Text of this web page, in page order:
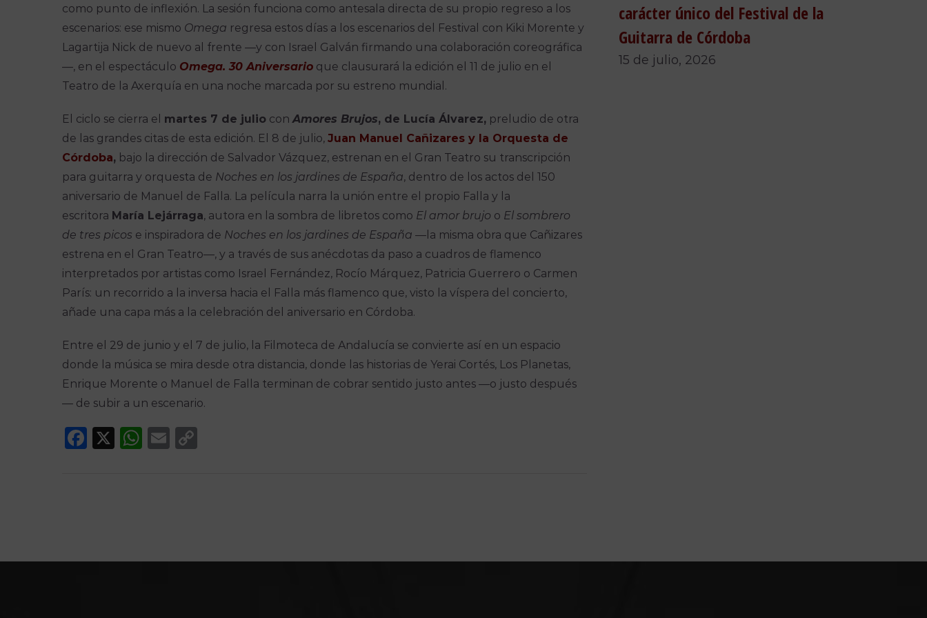
como punto de inflexión. La sesión funciona como antesala directa de su propio regreso a los
escenarios: ese mismo Omega regresa estos días a los escenarios del Festival con Kiki Morente y
Lagartija Nick de nuevo al frente —y con Israel Galván firmando una colaboración coreográfica
—, en el espectáculo Omega. 30 Aniversarioque clausurará la edición el 11 de julio en el
Teatro de la Axerquía en una noche marcada por su estreno mundial.
El ciclo se cierra el martes 7 de juliocon Amores Brujos, de Lucía Álvarez,preludio de otra
de las grandes citas de esta edición. El 8 de julio, Juan Manuel Cañizares y la Orquesta de
Córdoba,bajo la dirección de Salvador Vázquez, estrenan en el Gran Teatro su transcripción
para guitarra y orquesta de Noches en los jardines de España, dentro de los actos del 150
aniversario de Manuel de Falla. La película narra la unión entre el propio Falla y la
escritora María Lejárraga, autora en la sombra de libretos como El amor brujo o El sombrero
de tres picos e inspiradora de Noches en los jardines de España —la misma obra que Cañizares
estrena en el Gran Teatro—, y a través de sus anécdotas da paso a cuadros de flamenco
interpretados por artistas como Israel Fernández, Rocío Márquez, Patricia Guerrero o Carmen
París: un recorrido a la inversa hacia el Falla más flamenco que, visto la víspera del concierto,
añade una capa más a la celebración del aniversario en Córdoba.
Entre el 29 de junio y el 7 de julio, la Filmoteca de Andalucía se convierte así en un espacio
donde la música se mira desde otra distancia, donde las historias de Yerai Cortés, Los Planetas,
Enrique Morente o Manuel de Falla terminan de cobrar sentido justo antes —o justo después
— de subir a un escenario.
Facebook
X WhatsApp
Email
Copy
carácter único del Festival de la
Guitarra de Córdoba
15 de julio, 2026